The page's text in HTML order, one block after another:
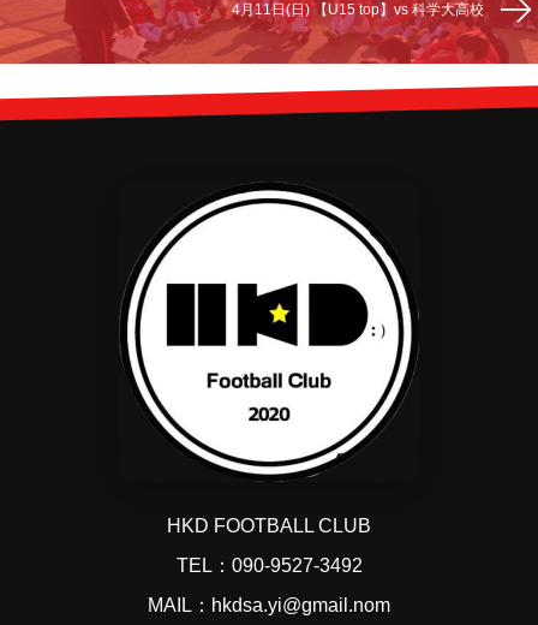
4月11日(日) 【U15 top】vs 科学大高校
HKD FOOTBALL CLUB
TEL：090-9527-3492
MAIL：hkdsa.yi@gmail.nom